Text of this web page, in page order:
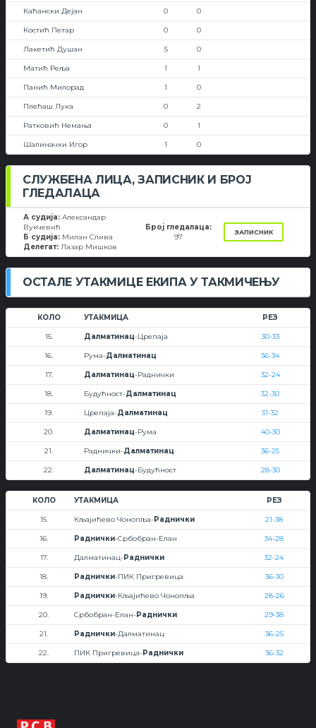
Каћански Дејан 0 0
Костић Петар 0 0
Лакетић Душан 5 0
Матић Реља 1 1
Панић Милорад 1 0
Плећаш Лука 0 2
Ратковић Немања 0 1
Шалиначки Игор 1 0
СЛУЖБЕНА ЛИЦА, ЗАПИСНИК И БРОЈ
ГЛЕДАЛАЦА
А судија: Александар
Вукчевић
Б судија: Милан Слива
Делегат: Лазар Мишков
Број гледалаца:
97
ЗАПИСНИК
ОСТАЛЕ УТАКМИЦЕ ЕКИПА У ТАКМИЧЕЊУ
КОЛО УТАКМИЦА РЕЗ
15. Далматинац-Црепаја 30-33
16. Рума-Далматинац 36-34
17. Далматинац-Раднички 32-24
18. Будућност-Далматинац 32-30
19. Црепаја-Далматинац 31-32
20. Далматинац-Рума 40-30
21. Раднички-Далматинац 36-25
22. Далматинац-Будућност 28-30
КОЛО УТАКМИЦА РЕЗ
15. Кљајићево Чонопља-Раднички 21-38
16. Раднички-Србобран-Елан 34-28
17. Далматинац-Раднички 32-24
18. Раднички-ПИК Пригревица 36-30
19. Раднички-Кљајићево Чонопља 28-26
20. Србобран-Елан-Раднички 29-38
21. Раднички-Далматинац 36-25
22. ПИК Пригревица-Раднички 36-32